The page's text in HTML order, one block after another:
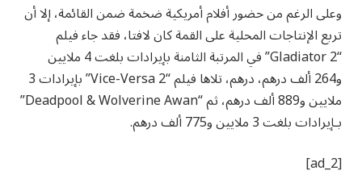
وعلى الرغم من حضور أفلام أمريكية ضخمة ضمن القائمة، إلا أن
تربع الإنتاجات المحلية على القمة كان لافتا، فقد جاء فيلم
“Gladiator 2” في المرتبة الثامنة بإيرادات بلغت 4 ملايين
و264 ألف درهم، درهم، تلاها فيلم “Vice-Versa 2” بإيرادات 3
ملايين و889 ألف درهم، ثم “Deadpool & Wolverine Awan”
بـإيرادات بلغت 3 ملايين و775 ألف درهم.
[ad_2]